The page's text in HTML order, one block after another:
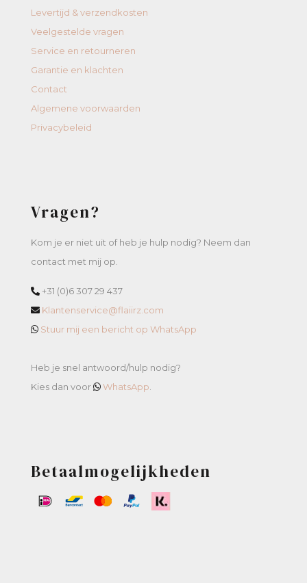
Levertijd & verzendkosten
Veelgestelde vragen
Service en retourneren
Garantie en klachten
Contact
Algemene voorwaarden
Privacybeleid
Vragen?
Kom je er niet uit of heb je hulp nodig? Neem dan
contact met mij op.
+31 (0)6 307 29 437
Klantenservice@flaiirz.com
Stuur mij een bericht op WhatsApp
Heb je snel antwoord/hulp nodig?
Kies dan voor
WhatsApp
Betaalmogelijkheden